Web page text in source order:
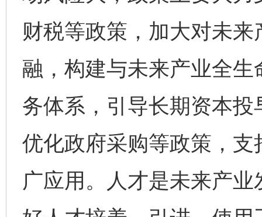
财税等政策，加大对未
融，构建与未来产业全
务体系，引导长期资本
优化政府采购等政策，
广应用。人才是未来产